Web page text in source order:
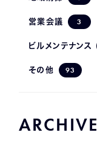
営業会議 3
ビルメンテナンス
その他 93
ARCHIVE